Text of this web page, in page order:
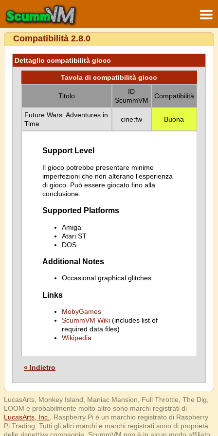
Compatibilità 2.8.0
Dettaglio compatibilità gioco
Tavola di compatibilità gioco
Titolo
ID
ScummVM
Compatibilità
Future Wars: Adventures in
Time
cine:fw Buona
Support Level
Il gioco potrebbe presentare minime
imperfezioni che non alterano l'esperienza
di gioco. Può essere giocato fino alla
conclusione.
Supported Platforms
Amiga
Atari ST
DOS
Additional Notes
Occasional graphical glitches
Links
MobyGames
ScummVM Wiki(includes list of
required data files)
Wikipedia
« Indietro
LucasArts, Monkey Island, Maniac Mansion, Full Throttle, The Dig,
LOOM e probabilmente molto altro sono marchi registrati di
LucasArts, Inc.
. Raspberry Pi è un marchio registrato di Raspberry
Pi Trading. Tutti gli altri marchi e marchi registrati sono di proprietà